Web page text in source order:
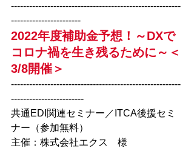
--------------------------------------------------------
-----------------------
2022年度補助金予想！～DXで
コロナ禍を生き残るために～＜
3/8開催＞
--------------------------------------------------------
------------------------
共通EDI関連セミナー／ITCA後援セミ
ナー（参加無料）
主催：株式会社エクス　様